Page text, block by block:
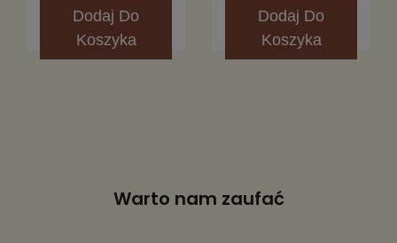
Dodaj Do
Koszyka
Dodaj Do
Koszyka
Warto nam zaufać